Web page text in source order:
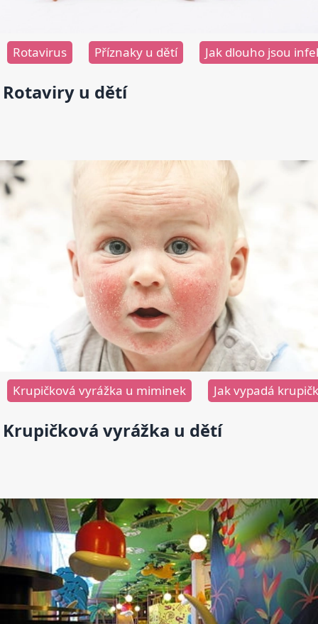
Rotavirus Příznaky u dětí Jak dlouho jsou
Rotaviry u dětí
Krupičková vyrážka u miminek Jak vypadá
Krupičková vyrážka u dětí